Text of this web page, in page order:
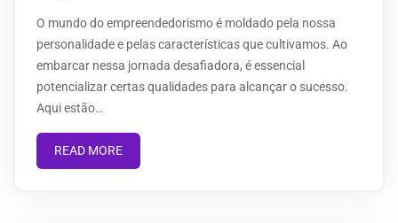
O mundo do empreendedorismo é moldado pela nossa
personalidade e pelas características que cultivamos. Ao
embarcar nessa jornada desafiadora, é essencial
potencializar certas qualidades para alcançar o sucesso.
Aqui estão…
READ MORE